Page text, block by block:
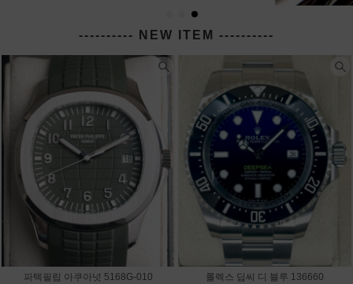
---------- NEW ITEM ----------
파텍필립 아쿠아넛 5168G-010
롤렉스 딥씨 디 블루 136660